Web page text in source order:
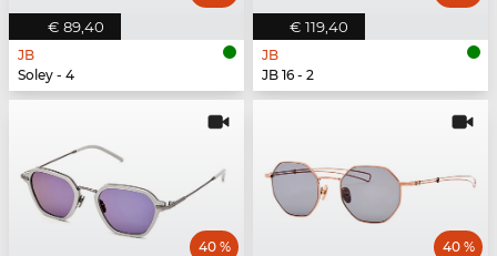
€ 89,40
JB
Soley - 4
€ 119,40
JB
JB 16 - 2
40 % 40 %